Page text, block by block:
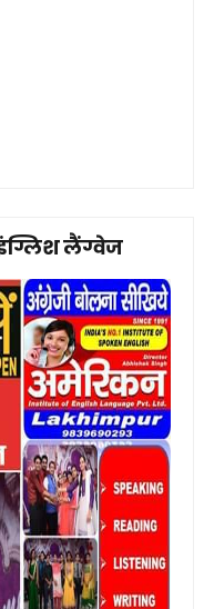
लैंग्वेज